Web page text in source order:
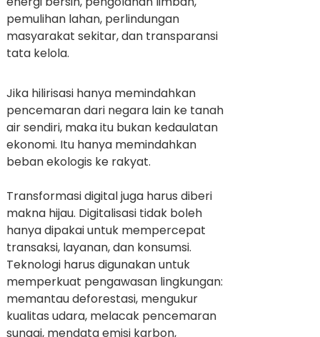
pemulihan lahan, perlindungan
masyarakat sekitar, dan transparansi
tata kelola.
Jika hilirisasi hanya memindahkan
pencemaran dari negara lain ke tanah
air sendiri, maka itu bukan kedaulatan
ekonomi. Itu hanya memindahkan
beban ekologis ke rakyat.
Transformasi digital juga harus diberi
makna hijau. Digitalisasi tidak boleh
hanya dipakai untuk mempercepat
transaksi, layanan, dan konsumsi.
Teknologi harus digunakan untuk
memperkuat pengawasan lingkungan:
memantau deforestasi, mengukur
kualitas udara, melacak pencemaran
sungai, mendata emisi karbon,